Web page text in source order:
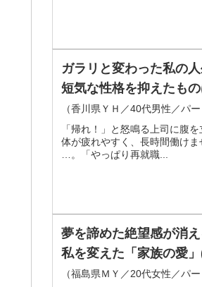
ガラリと変わった私の
短気な性格を抑えたも
（香川県ＹＨ／40代男性／パー
「帰れ！」と怒鳴る上司に腹
体が疲れやすく、長時間働け
…。「やっぱり再就職...
夢を諦めた絶望感が消
私を変えた「家族の愛
（福島県ＭＹ／20代女性／パー